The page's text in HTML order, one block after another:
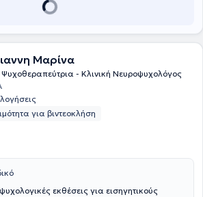
πρακτική άσκηση σε φοιτητές πανεπιστημίων.
Μαρίνα
- Κλινική Νευροψυχολόγος
για βιντεοκλήση
εκθέσεις για εισηγητικούς